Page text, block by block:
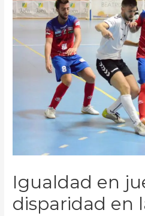
Igualdad en
disparidad en